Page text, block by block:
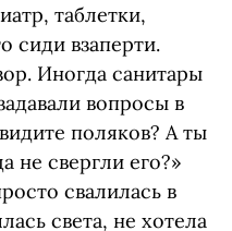
таблетки,
сиди взаперти.
Иногда санитары
вопросы в
поляков? А ты
не свергли его?»
свалилась в
света, не хотела